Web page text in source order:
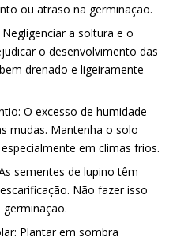
ou atraso na germinação.
a soltura e o
o desenvolvimento das
drenado e ligeiramente
O excesso de humidade
mudas. Mantenha o solo
em climas frios.
sementes de lupino têm
Não fazer isso
Plantar em sombra